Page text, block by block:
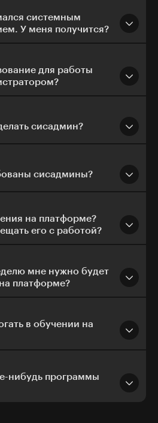
системным
У меня получится?
для работы
сисадмин?
сисадмины?
на платформе?
его с работой?
мне нужно будет
платформе?
в обучении на
нибудь программы